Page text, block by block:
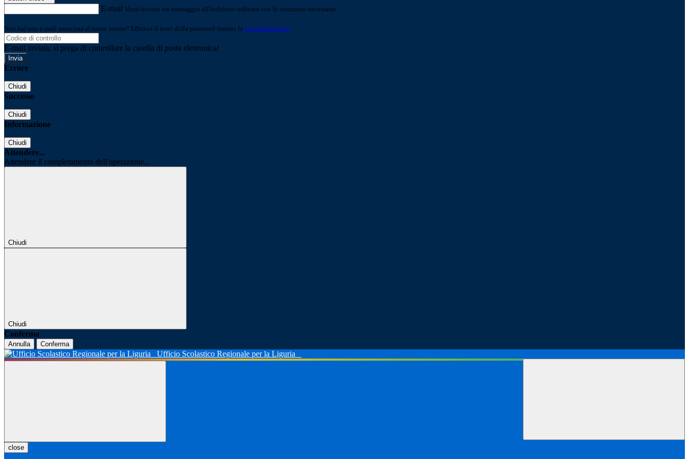
E-mail Verrà inviato un messaggio all'indirizzo indicato con le istruzioni necessarie.
Non hai una e-mail associata al nome utente? Effettua il reset della password tramite la Login Spaggiari
E-mail inviata, si prega di controllare la casella di posta elettronica!
Errore
Chiudi
Successo
Chiudi
Informazione
Chiudi
Attendere...
Attendere il completamento dell'operazione...
Chiudi
Chiudi
Conferma
Annulla Conferma
Ufficio Scolastico Regionale per la Liguria
close